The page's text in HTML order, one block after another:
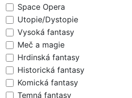
Space Opera
Utopie/Dystopie
Vysoká fantasy
Meč a magie
Hrdinská fantasy
Historická fantasy
Komická fantasy
Temná fantasy